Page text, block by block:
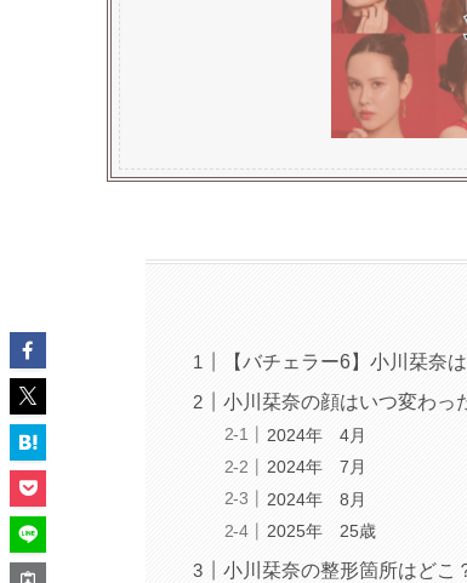
【バチェラー6】小川栞奈
小川栞奈の顔はいつ変わっ
2024年 4月
2024年 7月
2024年 8月
2025年 25歳
小川栞奈の整形箇所はどこ